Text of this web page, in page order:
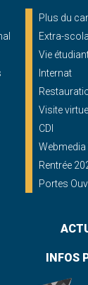
Plus du
Extra-
Vie
Internat
Visite
CDI
Webmedia
Rentrée
Portes
INFOS